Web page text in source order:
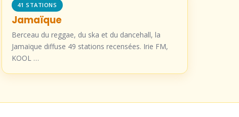
41 STATIONS
Jamaïque
Berceau du reggae, du ska et du dancehall, la
Jamaïque diffuse 49 stations recensées. Irie FM,
KOOL …